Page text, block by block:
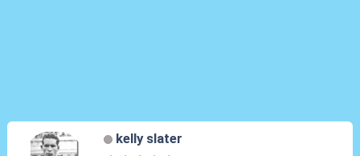
kelly slater